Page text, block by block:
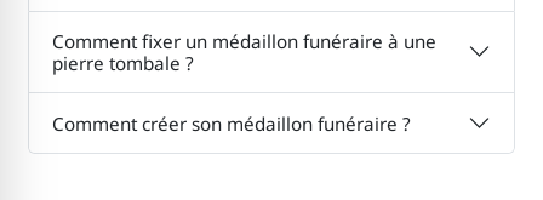
Comment fixer un médaillon funéraire à une
pierre tombale ?
Comment créer son médaillon funéraire ?